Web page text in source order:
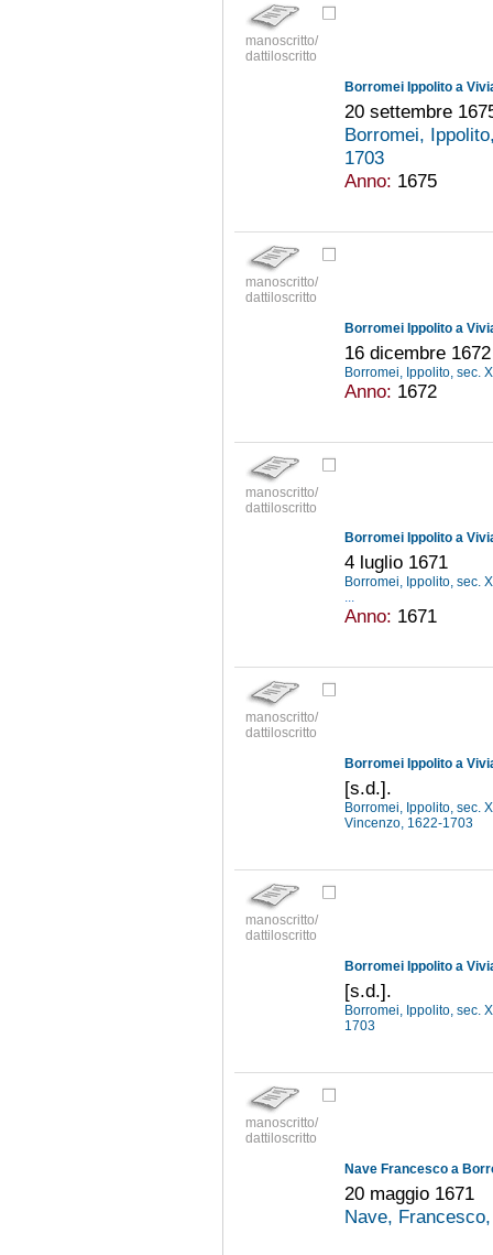
manoscritto/
dattiloscritto
Borromei Ippolito a
20 settembre
Borromei,
1703
Anno: 1675
manoscritto/
dattiloscritto
Borromei Ippolito a
16 dicembre 1672
Borromei, Ippolito, sec.
Anno: 1672
manoscritto/
dattiloscritto
Borromei Ippolito a
4 luglio 1671
Borromei, Ippolito, sec.
...
Anno: 1671
manoscritto/
dattiloscritto
Borromei Ippolito a
[s.d.].
Borromei, Ippolito, sec.
Vincenzo, 1622-1703
manoscritto/
dattiloscritto
Borromei Ippolito a
[s.d.].
Borromei, Ippolito, sec.
1703
manoscritto/
dattiloscritto
Nave Francesco a
20 maggio 1671
Nave,